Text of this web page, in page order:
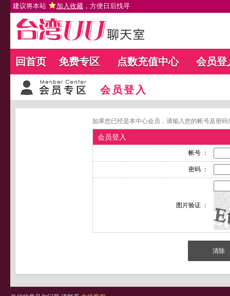
建议将本站 加入收藏 ，方便日后找寻
回首页 免费专区 点数充值中心 会员登
会员登入
如果您已经是本中心会员，请输入您的帐号及密
会员登入
帐号 ：
密码 ：
图片验证 ：